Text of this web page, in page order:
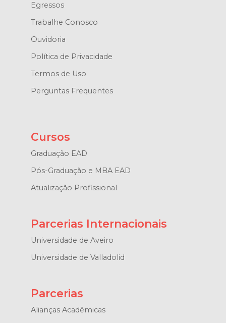
Egressos
Trabalhe Conosco
Ouvidoria
Política de Privacidade
Termos de Uso
Perguntas Frequentes
Cursos
Graduação EAD
Pós-Graduação e MBA EAD
Atualização Profissional
Parcerias Internacionais
Universidade de Aveiro
Universidade de Valladolid
Parcerias
Alianças Acadêmicas